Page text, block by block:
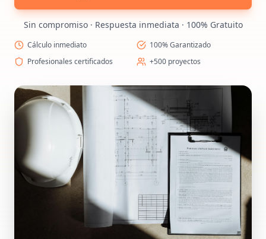
Sin compromiso · Respuesta inmediata · 100% Gratuito
Cálculo inmediato
100% Garantizado
Profesionales certificados
+500 proyectos